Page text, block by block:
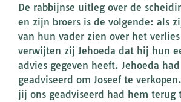
De rabbijnse uitleg over de
en zijn broers is de volgende: als
van hun vader zien over het verlies
verwijten zij Jehoeda dat hij hun
advies gegeven heeft. Jehoeda
geadviseerd om Joseef te
jij ons geadviseerd had hem terug